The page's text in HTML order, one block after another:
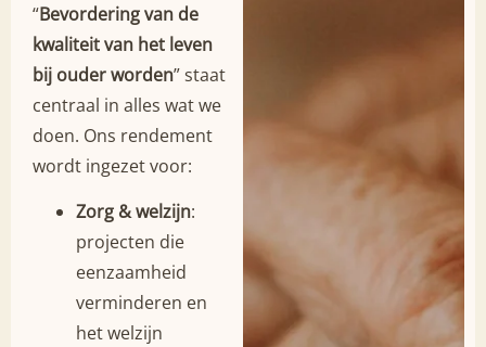
“Bevordering van de
kwaliteit van het leven
bij ouder worden” staat
centraal in alles wat we
doen. Ons rendement
wordt ingezet voor:
Zorg & welzijn:
projecten die
eenzaamheid
verminderen en
het welzijn